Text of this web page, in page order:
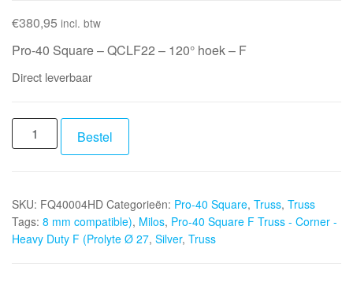
€380,95 incl. btw
Pro-40 Square – QCLF22 – 120° hoek – F
Direct leverbaar
MILOS
Pro-
F
Truss
-
Bestel
SKU: FQ40004HD Categorieën: Pro-40 Square, Truss, Truss
Tags: 8 mm compatible), Milos, Pro-40 Square F Truss - Corner -
Heavy Duty F (Prolyte Ø 27, Silver, Truss